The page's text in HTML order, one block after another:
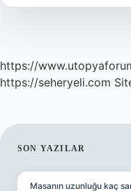
Demek
https://
https://seheryeli.com
SIDEBAR
SON YAZILAR
Masanın uzunluğu kaç